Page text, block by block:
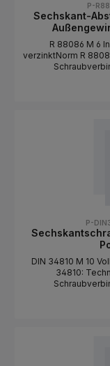
P-
Sechskant-
R 88086 M 6
verzinktNorm R
Innen- /
P-
DIN 34810 M 10
34810: